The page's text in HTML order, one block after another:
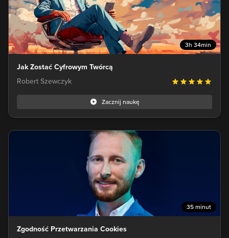
3h 34min
Jak Zostać Cyfrowym Twórcą
Robert Szewczyk
Zacznij naukę
35 minut
Zgodność Przetwarzania Cookies